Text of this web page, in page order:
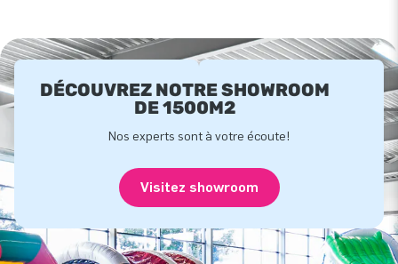
DÉCOUVREZ NOTRE SHOWROOM
DE 1500M2
Nos experts sont à votre écoute!
Visitez showroom